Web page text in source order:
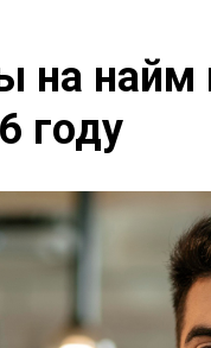
на найм
году